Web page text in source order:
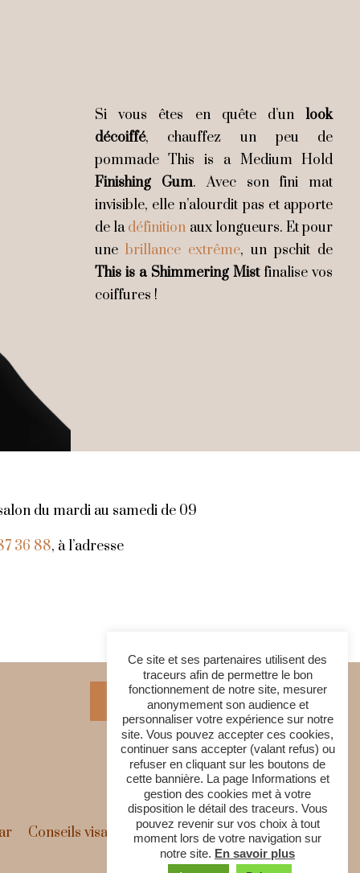
Si vous êtes en quête d’unlook
décoiffé, chauffez un peu de
pommade This is a Medium Hold
Finishing Gum. Avec son fini mat
invisible, elle n’alourdit pas et apporte
de ladéfinition aux longueurs. Et pour
une brillance extrême, un pschit de
This is a Shimmering Mistfinalise vos
coiffures !
du mardi au samedi de 09
36 88, à l’adresse
Contactez-nous
Horaires
Conseils visagisme Gamme de produits
Ce site et ses partenaires utilisent des
traceurs afin de permettre le bon
fonctionnement de notre site, mesurer
anonymement son audience et
personnaliser votre expérience sur notre
site. Vous pouvez accepter ces cookies,
continuer sans accepter (valant refus) ou
refuser en cliquant sur les boutons de
cette bannière. La page Informations et
gestion des cookies met à votre
disposition le détail des traceurs. Vous
pouvez revenir sur vos choix à tout
moment lors de votre navigation sur
notre site. En savoir plus